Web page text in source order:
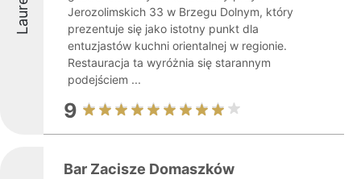
Jerozolimskich 33 w Brzegu Dolnym, który
prezentuje się jako istotny punkt dla
entuzjastów kuchni orientalnej w regionie.
Restauracja ta wyróżnia się starannym
podejściem ...
9
Bar Zacisze Domaszków